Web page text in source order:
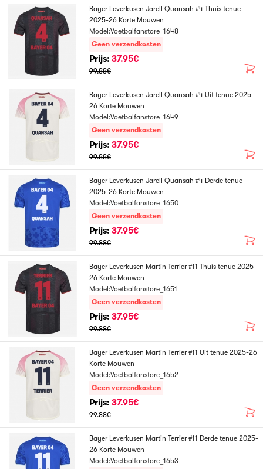
Bayer Leverkusen Jarell Quansah #4 Thuis tenue
2025-26 Korte Mouwen
Model:Voetbalfanstore_1648
Geen verzendkosten
Prijs: 37.95€
99.88€
Bayer Leverkusen Jarell Quansah #4 Uit tenue 2025-
26 Korte Mouwen
Model:Voetbalfanstore_1649
Geen verzendkosten
Prijs: 37.95€
99.88€
Bayer Leverkusen Jarell Quansah #4 Derde tenue
2025-26 Korte Mouwen
Model:Voetbalfanstore_1650
Geen verzendkosten
Prijs: 37.95€
99.88€
Bayer Leverkusen Martin Terrier #11 Thuis tenue 2025-
26 Korte Mouwen
Model:Voetbalfanstore_1651
Geen verzendkosten
Prijs: 37.95€
99.88€
Bayer Leverkusen Martin Terrier #11 Uit tenue 2025-26
Korte Mouwen
Model:Voetbalfanstore_1652
Geen verzendkosten
Prijs: 37.95€
99.88€
Bayer Leverkusen Martin Terrier #11 Derde tenue 2025-
26 Korte Mouwen
Model:Voetbalfanstore_1653